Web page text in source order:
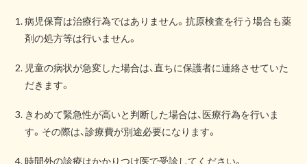
病児保育は治療行為ではありません。抗原検査を行う場合も薬
剤の処方等は行いません。
児童の病状が急変した場合は、直ちに保護者に連絡させていた
だきます。
きわめて緊急性が高いと判断した場合は、医療行為を行いま
す。その際は、診療費が別途必要になります。
時間外の診療はかかりつけ医で受診してください。